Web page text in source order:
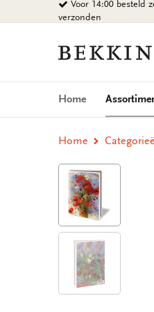
naar
Voor 14:00 besteld
verzonden
Bekking
Blitz
Uitgevers
Home
Home